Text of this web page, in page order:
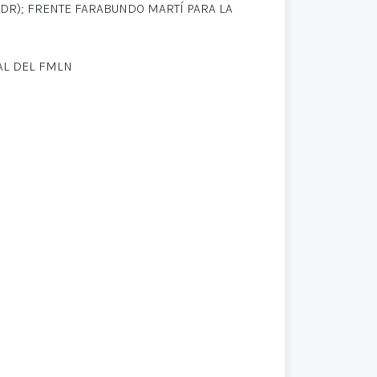
FRENTE FARABUNDO MARTÍ PARA LA
DEL FMLN